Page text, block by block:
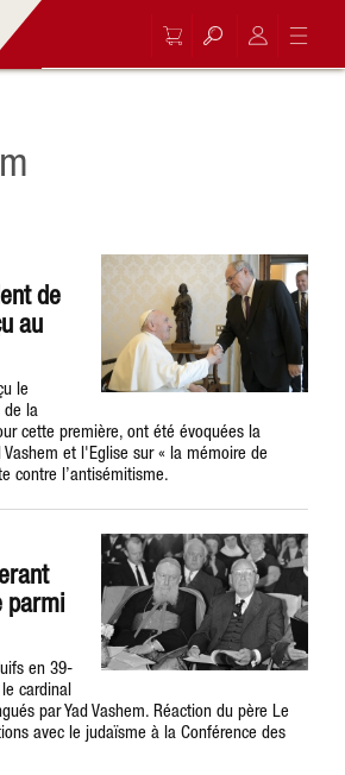
de
au
le
de la
cette première, ont été évoquées la
Vashem et l'Eglise sur « la mémoire de
contre l’antisémitisme.
parmi
en 39-
cardinal
par Yad Vashem. Réaction du père Le
avec le judaïsme à la Conférence des